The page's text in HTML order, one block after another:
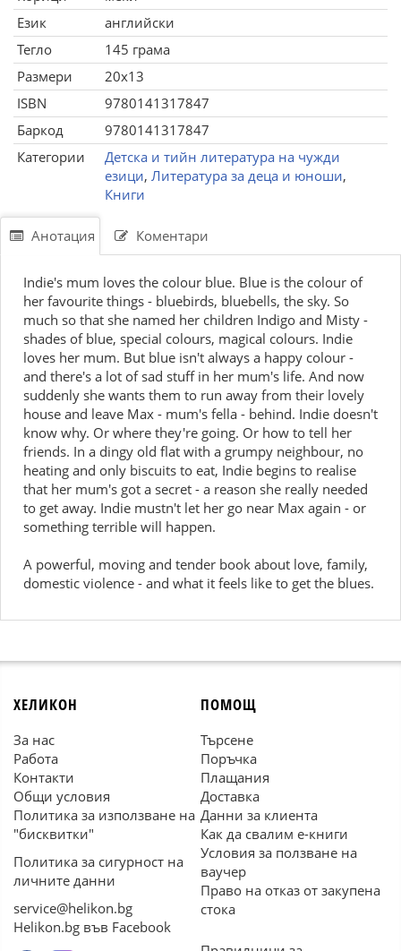
Език
английски
Тегло
145 грама
Размери
20x13
ISBN
9780141317847
Баркод
9780141317847
Категории
Детска и тийн литература на чужди
езици, Литература за деца и юноши,
Книги
Анотация Коментари
Indie's mum loves the colour blue. Blue is the colour of
her favourite things - bluebirds, bluebells, the sky. So
much so that she named her children Indigo and Misty -
shades of blue, special colours, magical colours. Indie
loves her mum. But blue isn't always a happy colour -
and there's a lot of sad stuff in her mum's life. And now
suddenly she wants them to run away from their lovely
house and leave Max - mum's fella - behind. Indie doesn't
know why. Or where they're going. Or how to tell her
friends. In a dingy old flat with a grumpy neighbour, no
heating and only biscuits to eat, Indie begins to realise
that her mum's got a secret - a reason she really needed
to get away. Indie mustn't let her go near Max again - or
something terrible will happen.
A powerful, moving and tender book about love, family,
domestic violence - and what it feels like to get the blues.
ХЕЛИКОН
За нас
Работа
Контакти
Общи условия
Политика за използване на
"бисквитки"
Политика за сигурност на
личните данни
service@helikon.bg
Helikon.bg във Facebook
ПОМОЩ
Търсене
Поръчка
Плащания
Доставка
Данни за клиента
Как да свалим е-книги
Условия за ползване на
ваучер
Право на отказ от закупена
стока